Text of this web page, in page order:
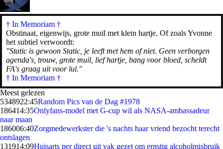
† In Memoriam †
Obstinaat, eigenwijs, grote muil met klein hartje. Of zoals Yvonne
het subtiel verwoordt:
"Static is gewoon Static, je leeft met hem of niet. Geen verborgen
agenda's, trouw, grote muil, lief hartje, bang voor bloed, scheldt
FA's graag uit voor lul."
† In Memoriam †
Meest gelezen
5348922:45Random Pics van de Dag #1978
186414:35Onlyfans-model met G-cup wil als NASA-ambassadeur
naar maan
186006:40Zorgmedewerkster die 's nachts haar vriend bezocht terecht
ontslagen
131914:09Huisarts per direct uit vak gezet om ernstig alcoholmisbruik